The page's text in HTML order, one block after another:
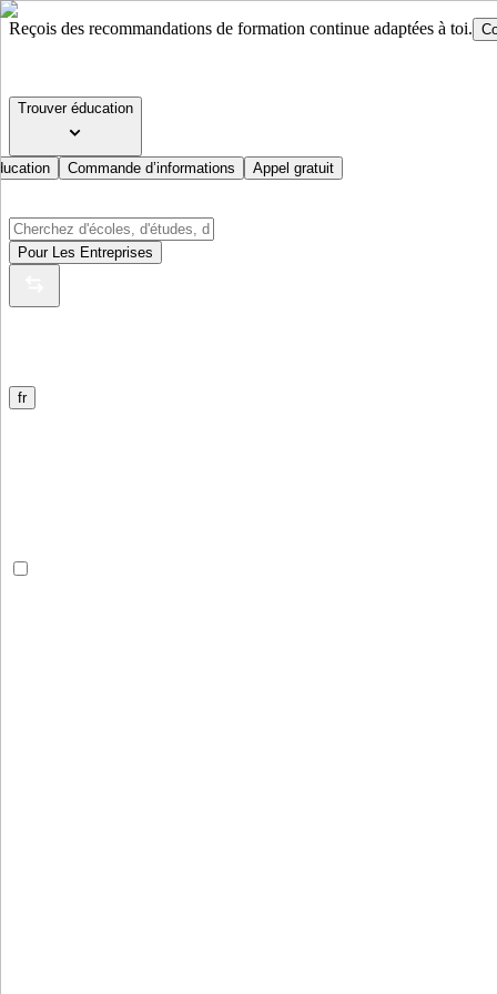
Reçois des recommandations de formation continue adaptées à toi.
Trouver éducation
Commande d’informations Appel gratuit
Pour Les Entreprises
fr